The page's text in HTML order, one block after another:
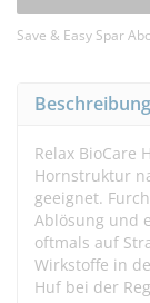
Save & Easy Spar
Beschreibung
Relax
Hornstruktur
geeignet.
Ablösung und
oftmals auf
Wirkstoffe in
Huf bei der